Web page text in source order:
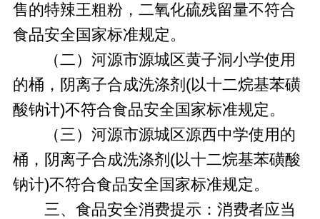
售的特辣王粗粉，二氧化硫残留量不符合
食品安全国家标准规定。
（二）河源市源城区黄子洞小学使用
的桶，阴离子合成洗涤剂(以十二烷基苯磺
酸钠计)不符合食品安全国家标准规定。
（三）河源市源城区源西中学使用的
桶，阴离子合成洗涤剂(以十二烷基苯磺酸
钠计)不符合食品安全国家标准规定。
三、食品安全消费提示：消费者应当